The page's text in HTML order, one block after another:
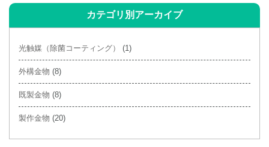
2021年3月(2)
2021年2月(4)
2020年10月(1)
2020年9月(1)
2020年7月(1)
カテゴリ別アーカイブ
光触媒（除菌コーティング） (1)
外構金物 (8)
既製金物 (8)
製作金物 (20)